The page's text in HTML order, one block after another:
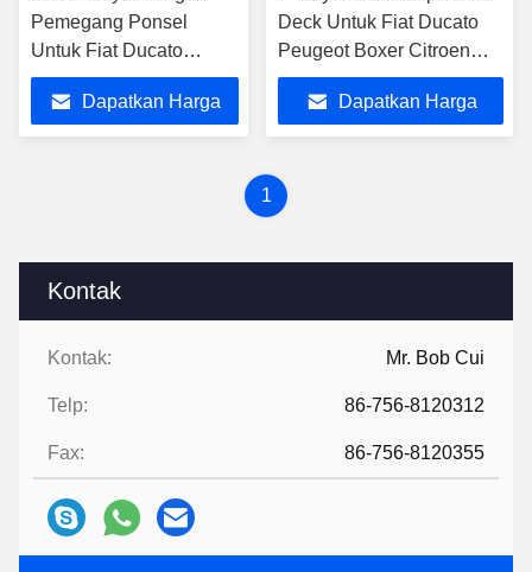
Kontak
Kontak: Mr. Bob Cui
Telp: 86-756-8120312
Fax: 86-756-8120355
Pemegang Ponsel
Untuk Fiat Ducato
Peugeot Boxer Citroen
Jumper 2 2016-2022
Dapatkan Harga
Deck Untuk Fiat Ducato
Peugeot Boxer Citroen
Jumper 2 2006-2016
Dapatkan Harga
1